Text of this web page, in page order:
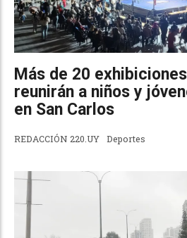
Más de 20
reunirán a niños y
en San Carlos
REDACCIÓN 220.UY Deportes